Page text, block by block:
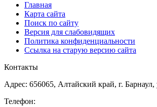
Главная
Карта сайта
Поиск по сайту
Версия для слабовидящих
Политика конфиденциальности
Ссылка на старую версию сайта
Контакты
Адрес: 656065, Алтайский край, г.
Телефон: